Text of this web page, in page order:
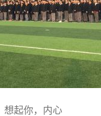
想起你，内心